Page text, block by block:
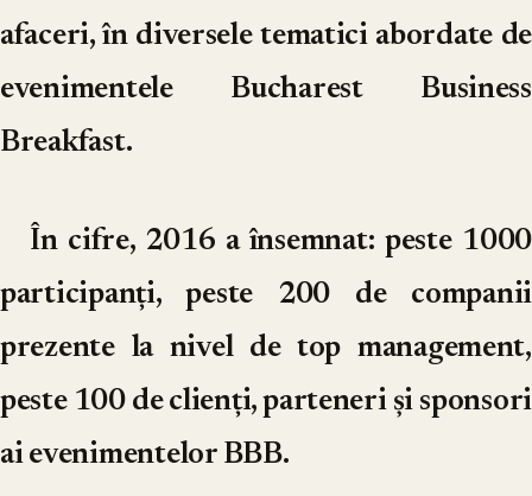
afaceri, în diversele tematici abordate de
evenimentele Bucharest Business
Breakfast.
În cifre, 2016 a însemnat: peste 1000
participanți, peste 200 de companii
prezente la nivel de top management,
peste 100 de clienți, parteneri și sponsori
ai evenimentelor BBB.